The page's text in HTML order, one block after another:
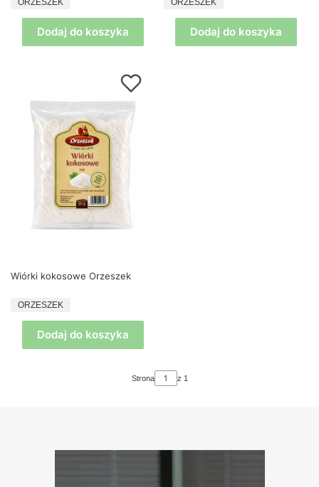
ORZESZEK
Dodaj do koszyka
ORZESZEK
Dodaj do koszyka
Wiórki kokosowe Orzeszek
PRODUCENT
ORZESZEK
Dodaj do koszyka
Strona z 1